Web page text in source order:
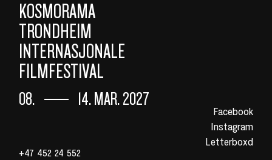
KOSMORAMA
TRONDHEIM
INTERNASJONALE
FILMFESTIVAL
08. 14. MAR. 2027
+47 452 24 552
Facebook
Instagram
Letterboxd